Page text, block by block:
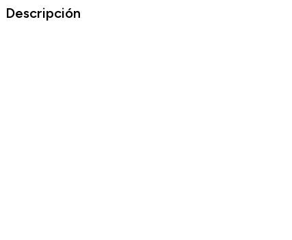
Descripción